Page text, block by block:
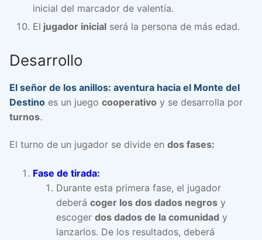
inicial del marcador de valentía.
El jugador inicial será la persona de más edad.
Desarrollo
El señor de los anillos: aventura hacia el Monte del
Destino es un juego cooperativo y se desarrolla por
turnos.
El turno de un jugador se divide en dos fases:
Fase de tirada:
Durante esta primera fase, el jugador
deberá coger los dos dados negros y
escoger dos dados de la comunidad y
lanzarlos. De los resultados, deberá